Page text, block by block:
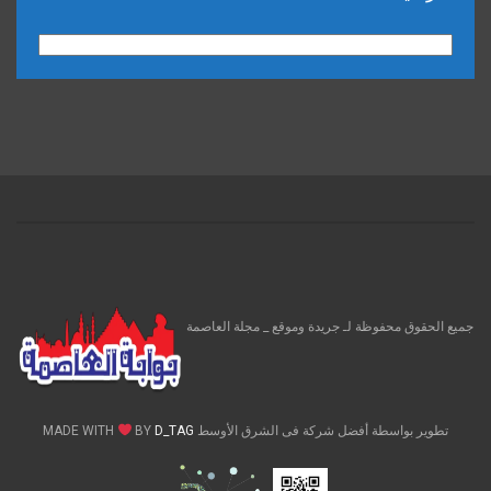
جميع الحقوق محفوظة لـ جريدة وموقع _ مجلة العاصمة
تطوير بواسطة أفضل شركة فى الشرق الأوسط MADE WITH BY D_TAG